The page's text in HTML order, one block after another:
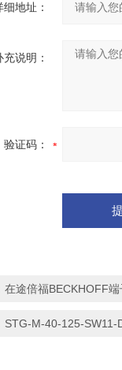
细地址：
充说明：
验证码：
在途倍福BECKHOFF
STG-M-40-125-SW11-